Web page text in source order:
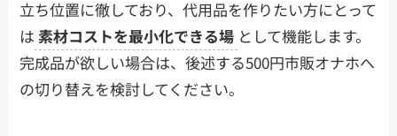
立ち位置に徹しており、代用品を作りたい方にとって
は 素材コストを最小化できる場 として機能します。
完成品が欲しい場合は、後述する500円市販オナホへ
の切り替えを検討してください。